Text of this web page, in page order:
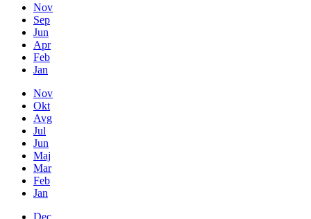
Nov
Sep
Jun
Apr
Feb
Jan
Nov
Okt
Avg
Jul
Jun
Maj
Mar
Feb
Jan
Dec